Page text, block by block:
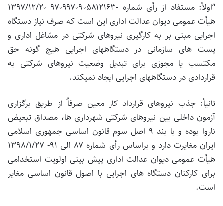
“اولاً: مستفاد از رأی شماره -۹۷۰۹۹۷۰۹۰۵۸۱۲۱۶۳ ۱۳۹۷/۱۲/۲۰
هیأت عمومی دیوان عدالت اداری این است که صرف نیاز دستگاه
اجرایی مبنی بر به کارگیری نیروهای شرکتی در مشاغل اداری و
پست های سازمانی در دستگاههای اجرایی هیچ گونه حق
مکتسب یا مجوزی برای تبدیل وضعیت نیروهای شرکتی به
قراردادی در دستگاههای اجرایی ایجاد نمیکند.
ثانیاً: جذب نیروهای قرارداد کار معین صرفاٌ از طریق برگزاری
آزمون داخلی بین نیروهای شرکتی شهرداری ها، مصداق تبعیض
ناروا بوده و با بند ۹ اصل سوم قانون اساسی جمهوری اسلامی
ایران مغایرت دارد و براساس رأی شماره ۸۷ الی ۹۱- ۱۳۹۸/۱/۲۷
هیأت عمومی دیوان عدالت اداری پیش بینی اولویت استخدامی
برای کارکنان دستگاه های اجرایی با اصول قانون اساسی مغایر
است.